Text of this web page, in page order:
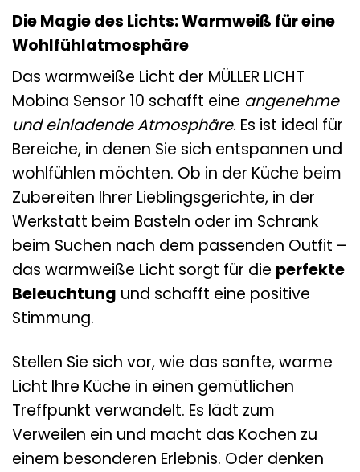
Die Magie des Lichts: Warmweiß für eine
Wohlfühlatmosphäre
Das warmweiße Licht der MÜLLER LICHT
Mobina Sensor 10 schafft eine angenehme
und einladende Atmosphäre. Es ist ideal für
Bereiche, in denen Sie sich entspannen und
wohlfühlen möchten. Ob in der Küche beim
Zubereiten Ihrer Lieblingsgerichte, in der
Werkstatt beim Basteln oder im Schrank
beim Suchen nach dem passenden Outfit –
das warmweiße Licht sorgt für die perfekte
Beleuchtung und schafft eine positive
Stimmung.
Stellen Sie sich vor, wie das sanfte, warme
Licht Ihre Küche in einen gemütlichen
Treffpunkt verwandelt. Es lädt zum
Verweilen ein und macht das Kochen zu
einem besonderen Erlebnis. Oder denken